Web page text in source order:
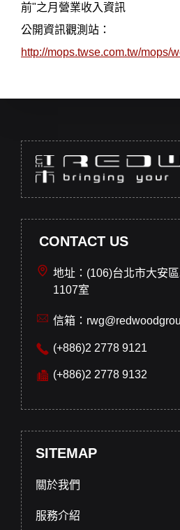
前"之月營業收入資訊
公開資訊觀測站：
http://mops.twse.com.tw/mops/
CONTACT US
地址：(106)台北市大安
1107室
信箱：
(+886)2 2778 9121
(+886)2 2778 9132
SITEMAP
關於我們
服務介紹